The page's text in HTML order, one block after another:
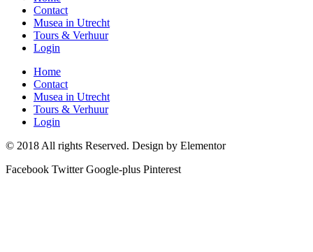
Contact
Musea in Utrecht
Tours & Verhuur
Login
Home
Contact
Musea in Utrecht
Tours & Verhuur
Login
© 2018 All rights Reserved. Design by Elementor
Facebook Twitter Google-plus Pinterest